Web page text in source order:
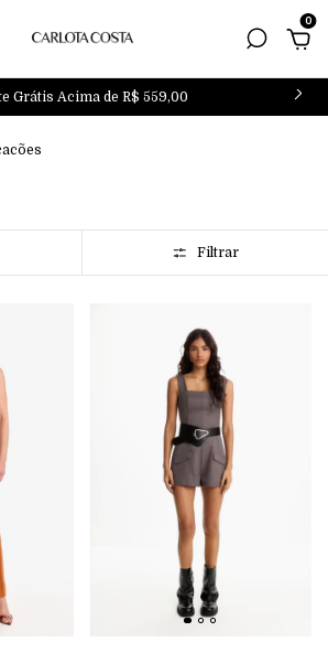
0
Grátis Acima de R$ 559,00
Filtrar